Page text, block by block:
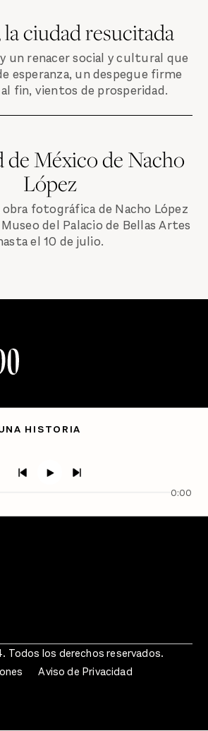
ciudad resucitada
un renacer social y cultural que
esperanza, un despegue firme
fin, vientos de prosperidad.
de México de Nacho
López
fotográfica de Nacho López
del Palacio de Bellas Artes
el 10 de julio.
HISTORIA
0:00
los derechos reservados.
Aviso de Privacidad